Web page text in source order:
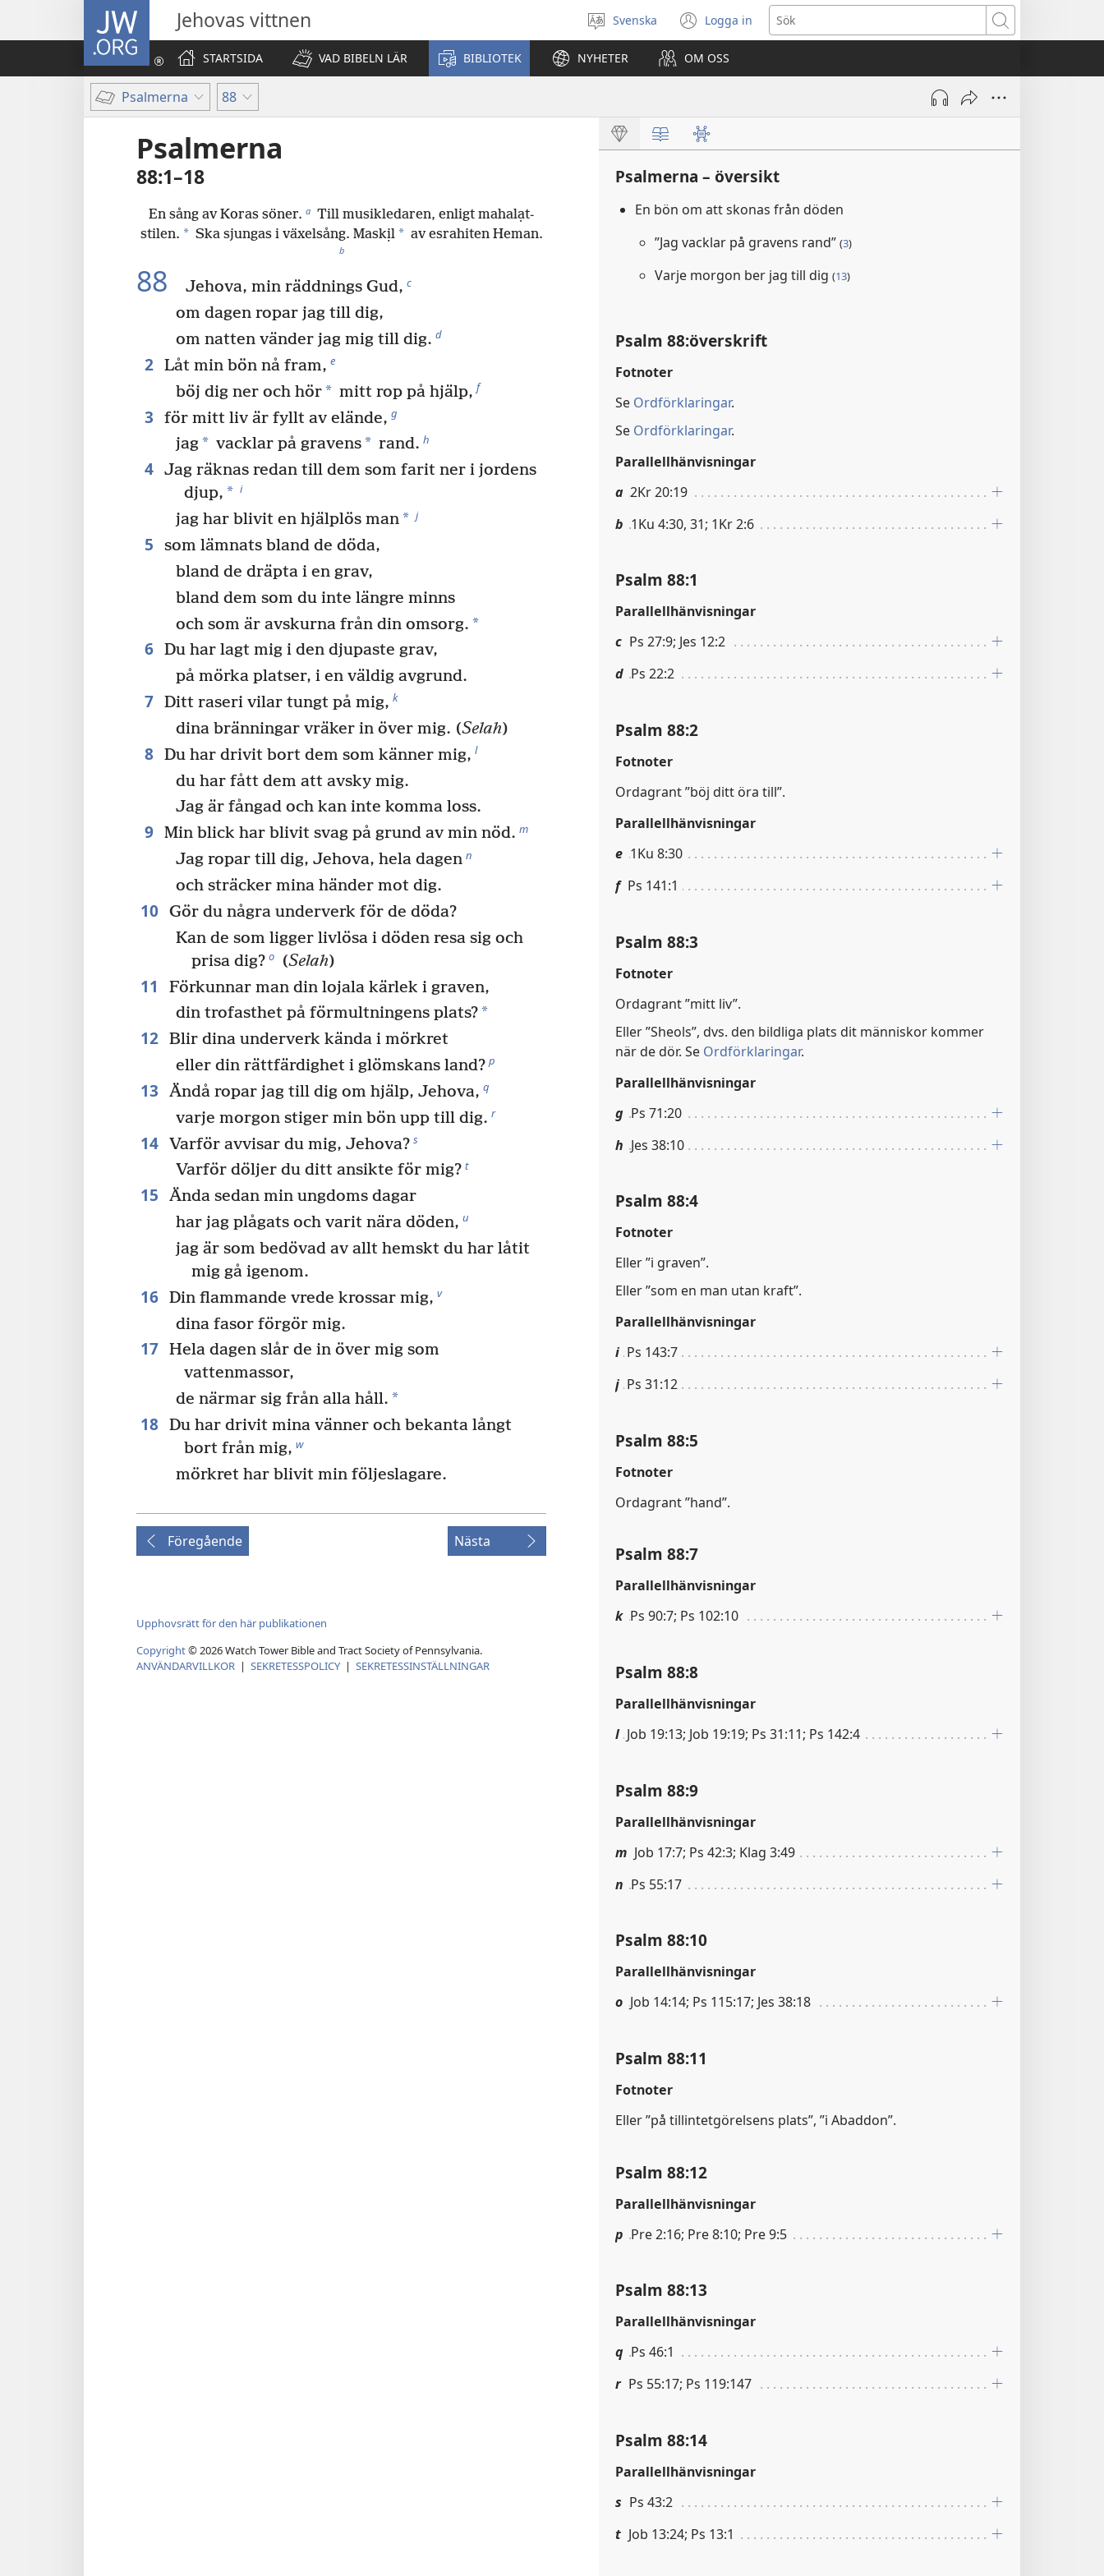
JW.ORG Jehovas vittnen
Välj
språk
Svenska Logga in
(öppnar
nytt
fönster)
Sök
STARTSIDA
VAD BIBELN LÄR BIBLIOTEK NYHETER OM OSS
Psalmerna 88
Psalmerna
88:1–18
En sång av Koras söner. a Till musikledaren, enligt mahalạt-
stilen. * Ska sjungas i växelsång. Maskịl * av esrahiten Heman.
b
88 Jehova, min räddnings Gud, c
om dagen ropar jag till dig,
om natten vänder jag mig till dig. d
2 Låt min bön nå fram, e
böj dig ner och hör* mitt rop på hjälp, f
3 för mitt liv är fyllt av elände, g
jag* vacklar på gravens* rand. h
4 Jag räknas redan till dem som farit ner i jordens
djup, * i
jag har blivit en hjälplös man* j
5
som lämnats bland de döda,
bland de dräpta i en grav,
bland dem som du inte längre minns
och som är avskurna från din omsorg. *
6 Du har lagt mig i den djupaste grav,
på mörka platser, i en väldig avgrund.
7 Ditt raseri vilar tungt på mig, k
dina bränningar vräker in över mig. (Selah)
8 Du har drivit bort dem som känner mig, l
du har fått dem att avsky mig.
Jag är fångad och kan inte komma loss.
9 Min blick har blivit svag på grund av min nöd. m
Jag ropar till dig, Jehova, hela dagen n
och sträcker mina händer mot dig.
10 Gör du några underverk för de döda?
Kan de som ligger livlösa i döden resa sig och
prisa dig? o (Selah)
11
Förkunnar man din lojala kärlek i graven,
din trofasthet på förmultningens plats?*
12 Blir dina underverk kända i mörkret
eller din rättfärdighet i glömskans land? p
13 Ändå ropar jag till dig om hjälp, Jehova, q
varje morgon stiger min bön upp till dig. r
14 Varför avvisar du mig, Jehova? s
Varför döljer du ditt ansikte för mig? t
15
Ända sedan min ungdoms dagar
har jag plågats och varit nära döden, u
jag är som bedövad av allt hemskt du har låtit
mig gå igenom.
16 Din flammande vrede krossar mig, v
dina fasor förgör mig.
17 Hela dagen slår de in över mig som
vattenmassor,
de närmar sig från alla håll. *
18 Du har drivit mina vänner och bekanta långt
bort från mig, w
mörkret har blivit min följeslagare.
Föregående Nästa
Upphovsrätt för den här publikationen
Copyright© 2026Watch Tower Bible and Tract Society of Pennsylvania.
ANVÄNDARVILLKOR | SEKRETESSPOLICY | SEKRETESSINSTÄLLNINGAR
Psalmerna – översikt
En bön om att skonas från döden
”Jag vacklar på gravens rand” (3)
Varje morgon ber jag till dig (13)
Psalm 88:överskrift
Fotnoter
Se Ordförklaringar.
Se Ordförklaringar.
Parallellhänvisningar
a 2Kr 20:19
b 1Ku 4:30, 31; 1Kr 2:6
Psalm 88:1
Parallellhänvisningar
c Ps 27:9; Jes 12:2
d Ps 22:2
Psalm 88:2
Fotnoter
Ordagrant ”böj ditt öra till”.
Parallellhänvisningar
e 1Ku 8:30
f Ps 141:1
Psalm 88:3
Fotnoter
Ordagrant ”mitt liv”.
Eller ”Sheols”, dvs. den bildliga plats dit människor kommer
när de dör. Se Ordförklaringar.
Parallellhänvisningar
g Ps 71:20
h Jes 38:10
Psalm 88:4
Fotnoter
Eller ”i graven”.
Eller ”som en man utan kraft”.
Parallellhänvisningar
i Ps 143:7
j Ps 31:12
Psalm 88:5
Fotnoter
Ordagrant ”hand”.
Psalm 88:7
Parallellhänvisningar
k Ps 90:7; Ps 102:10
Psalm 88:8
Parallellhänvisningar
l Job 19:13; Job 19:19; Ps 31:11; Ps 142:4
Psalm 88:9
Parallellhänvisningar
m Job 17:7; Ps 42:3; Klag 3:49
n Ps 55:17
Psalm 88:10
Parallellhänvisningar
o Job 14:14; Ps 115:17; Jes 38:18
Psalm 88:11
Fotnoter
Eller ”på tillintetgörelsens plats”, ”i Abaddon”.
Psalm 88:12
Parallellhänvisningar
p Pre 2:16; Pre 8:10; Pre 9:5
Psalm 88:13
Parallellhänvisningar
q Ps 46:1
r Ps 55:17; Ps 119:147
Psalm 88:14
Parallellhänvisningar
s Ps 43:2
t Job 13:24; Ps 13:1